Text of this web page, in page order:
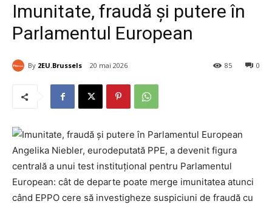
Imunitate, fraudă și putere în
Parlamentul European
By 2EU.Brussels 20 mai 2026 0
85
Angelika Niebler, eurodeputată PPE, a devenit figura
centrală a unui test instituțional pentru Parlamentul
European: cât de departe poate merge imunitatea atunci
când EPPO cere să investigheze suspiciuni de fraudă cu